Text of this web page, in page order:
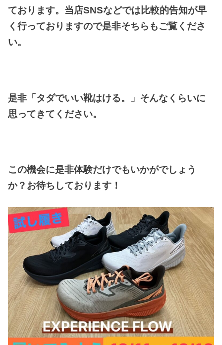
ております。当店SNSなどでは比較的告知が早
く行っておりますので是非そちらもご覧くださ
い。
是非「タダでいい靴はける。」そんなくらいに
思ってきてください。
この機会に是非体験だけでもいかがでしょう
か？お待ちしております！